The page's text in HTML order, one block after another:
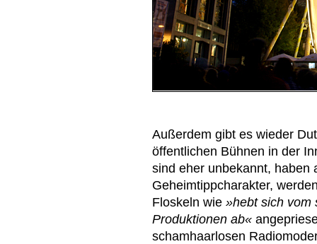
Außerdem gibt es wieder
öffentlichen Bühnen in der
sind eher unbekannt, haben
Geheimtippcharakter,
Floskeln wie »hebt sich vom
Produktionen ab«
schamhaarlosen